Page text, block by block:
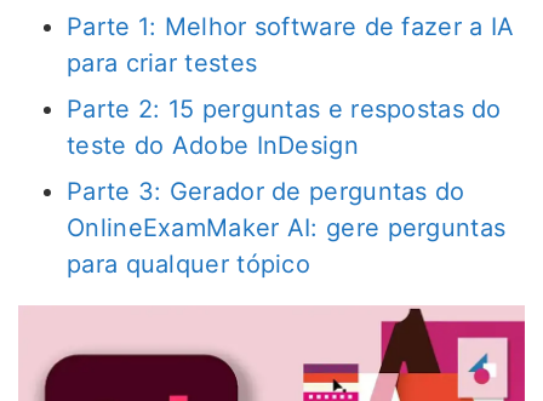
Parte 1: Melhor software de fazer a IA
para criar testes
Parte 2: 15 perguntas e respostas do
teste do Adobe InDesign
Parte 3: Gerador de perguntas do
OnlineExamMaker AI: gere perguntas
para qualquer tópico